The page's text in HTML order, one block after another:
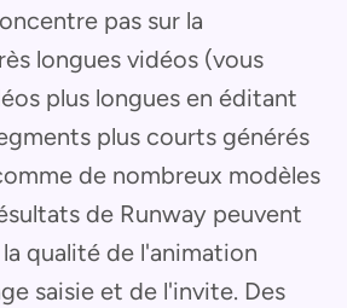
pas sur la
longues vidéos (vous
plus longues en éditant
plus courts générés
de nombreux modèles
de Runway peuvent
qualité de l'animation
saisie et de l'invite. Des